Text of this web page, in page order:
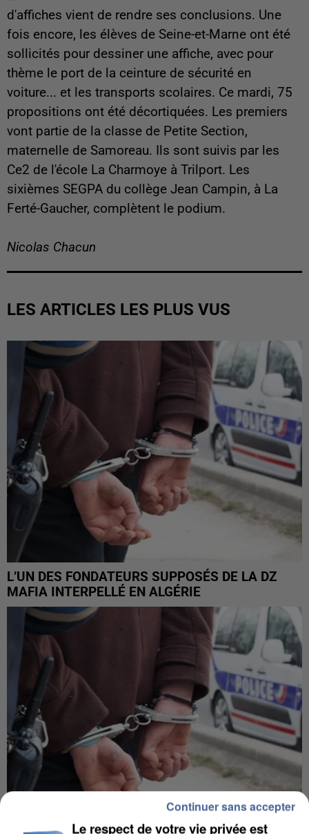
d'affiches vient de rendre ses conclusions. Une
fois encore, les élèves de Seine-et-Marne ont été
sollicités pour dessiner une affiche, avec pour
thème le port de la ceinture de sécurité en
voiture... et les transports scolaires. Ce mardi, 75
propositions ont été décortiquées. Les premiers
vont partie de la classe de Petite Section,
maternelle de Samoreau. Ils sont suivis par les
Ce2 de l'école La Charmoye à Trilport. Les
sixièmes SEGPA du collège Jean Campin, à La
Ferté-Gaucher, complètent le podium.
Nicolas Chacun
LES ARTICLES LES PLUS VUS
L’UN DES FONDATEURS SUPPOSÉS DE LA DZ
MAFIA INTERPELLÉ EN ALGÉRIE
Le respect de votre vie privée est
Continuer sans accepter